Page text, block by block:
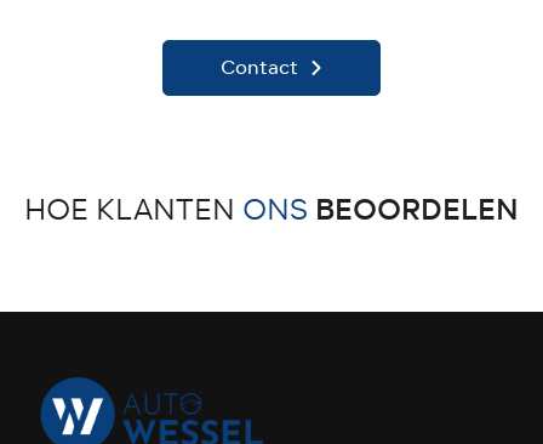
Contact
HOE KLANTEN ONS BEOORDELEN